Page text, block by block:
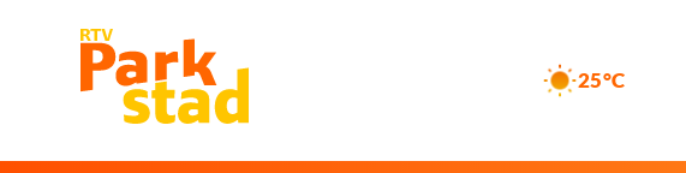
25°C